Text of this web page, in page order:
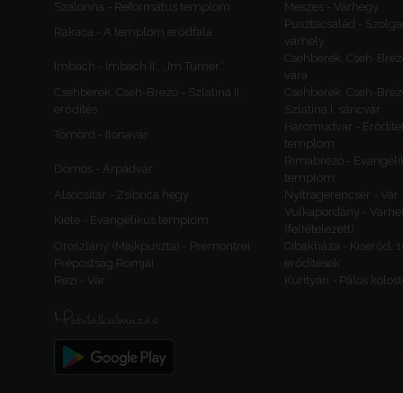
Szalonna - Református templom
Meszes - Várhegy
Rakaca - A templom erődfala
Pusztacsalád -
várhely
Imbach - Imbach II., „Im Turner”
Csehberek, Cseh-
vára
Csehberek, Cseh-Brézó - Szlatina II.
erődítés
Csehberek, Cseh-
Szlatina I. sáncvár
Tömörd - Ilonavár
Háromudvar -
templom
Dömös - Árpádvár
Rimabrézó -
templom
Alsócsitár - Zsibrica hegy
Nyitragerencsér - Vár
Kiéte - Evangélikus templom
Vulkapordány -
(feltételezett)
Oroszlány (Majkpuszta) - Premontrei
Prépostság Romjai
Cibakháza - Kiserőd,
erődítések
Rezi - Vár
Kurityán - Pálos
Mobilalkalmazás